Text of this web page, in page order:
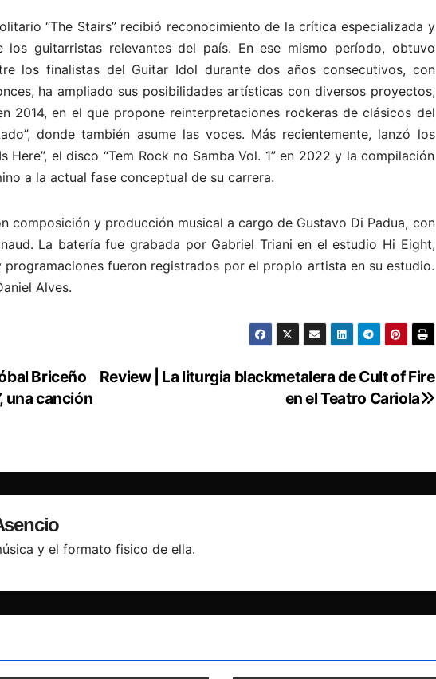
“The Stairs” recibió reconocimiento de la crítica especializada y
guitarristas relevantes del país. En ese mismo período, obtuvo
los finalistas del Guitar Idol durante dos años consecutivos, con
ha ampliado sus posibilidades artísticas con diversos proyectos,
2014, en el que propone reinterpretaciones rockeras de clásicos del
donde también asume las voces. Más recientemente, lanzó los
Here”, el disco “Tem Rock no Samba Vol. 1” en 2022 y la compilación
a la actual fase conceptual de su carrera.
composición y producción musical a cargo de Gustavo Di Padua, con
La batería fue grabada por Gabriel Triani en el estudio Hi Eight,
fueron registrados por el propio artista en su estudio.
Alves.
Review | La liturgia blackmetalera de Cult of Fire
en el Teatro Cariola
Briceño
una canción
y el formato fisico de ella.